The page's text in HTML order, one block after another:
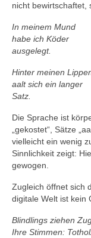
nicht bewirtschaftet,
In meinem Mund
habe ich Köder
ausgelegt.
Hinter meinen
aalt sich ein langer
Satz.
Die Sprache ist
„gekostet“, Sätze
vielleicht ein wenig
Sinnlichkeit zeigt:
gewogen.
Zugleich öffnet sich
digitale Welt ist kein
Blindlings ziehen
Ihre Stimmen: